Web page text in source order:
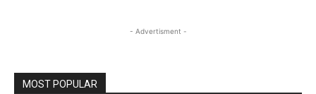
- Advertisment -
MOST POPULAR